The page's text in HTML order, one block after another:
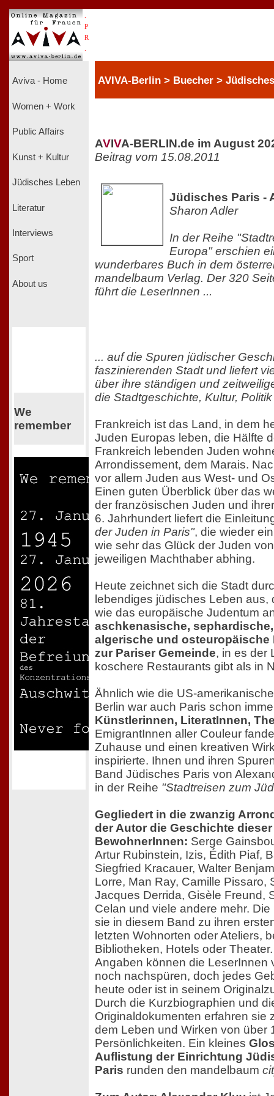
P
R
Aviva - Home
Women + Work
Public Affairs
Kunst + Kultur
Jüdisches Leben
Literatur
Interviews
Sport
About us
We
remember
AVIVA-Berlin > Buecher >
AVIVA-BERLIN.de im August
Beitrag vom 15.08.2011
Jüdisches Paris -
Sharon Adler
In der Reihe
Europa" erschien
wunderbares Buch in dem
mandelbaum Verlag. Der 320
führt die LeserInnen ...
... auf die Spuren jüdischer
faszinierenden Stadt und liefert
über ihre ständigen und
die Stadtgeschichte, Kultur,
Frankreich ist das Land, in dem
Juden Europas leben, die Hälfte
Frankreich lebenden Juden
Arrondissement, dem Marais.
vor allem Juden aus West- und
Einen guten Überblick über das
der französischen Juden und
6. Jahrhundert liefert die
der Juden in Paris", die wieder
wie sehr das Glück der Juden
jeweiligen Machthaber abhing.
Heute zeichnet sich die Stadt
lebendiges jüdisches Leben aus,
wie das europäische Judentum
aschkenasische,
algerische und osteuropäische
zur Pariser Gemeinde, in es der
koschere Restaurants gibt als in
Ähnlich wie die US-
Berlin war auch Paris schon
Künstlerinnen, LiteratInnen,
EmigrantInnen aller Couleur
Zuhause und einen kreativen
inspirierte. Ihnen und ihren
Band Jüdisches Paris von
in der Reihe "Stadtreisen zum
Gegliedert in die zwanzig
der Autor die Geschichte
BewohnerInnen: Serge
Artur Rubinstein, Izis, Édith Piaf,
Siegfried Kracauer, Walter
Lorre, Man Ray, Camille Pissaro,
Jacques Derrida, Gisèle Freund,
Celan und viele andere mehr.
sie in diesem Band zu ihren
letzten Wohnorten oder Ateliers,
Bibliotheken, Hotels oder
Angaben können die LeserInnen
noch nachspüren, doch jedes
heute oder ist in seinem
Durch die Kurzbiographien und
Originaldokumenten erfahren sie
dem Leben und Wirken von über
Persönlichkeiten. Ein kleines
Auflistung der Einrichtung
Paris runden den mandelbaum